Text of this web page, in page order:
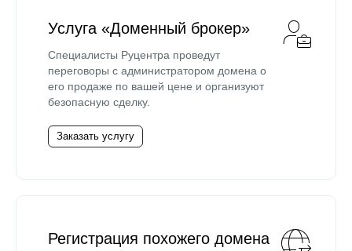
Услуга «Доменный брокер»
Специалисты Руцентра проведут
переговоры с администратором домена о
его продаже по вашей цене и организуют
безопасную сделку.
Заказать услугу
Регистрация похожего домена